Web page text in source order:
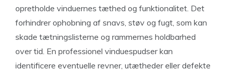
opretholde vinduernes tæthed og funktionalitet. Det
forhindrer ophobning af snavs, støv og fugt, som kan
skade tætningslisterne og rammernes holdbarhed
over tid. En professionel vinduespudser kan
identificere eventuelle revner, utætheder eller defekte